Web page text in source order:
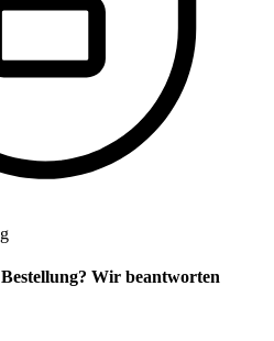
Wir beantworten